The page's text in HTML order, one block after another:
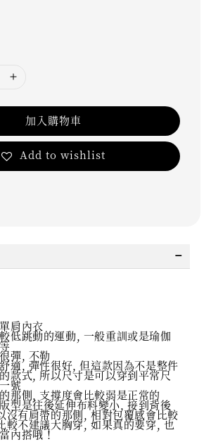
加入購物車
Add to wishlist
肩內衣
低跳動的運動, 一般重訓或是瑜伽
彈, 不勒
適, 彈性很好, 但這款因為不是整件
款式, 所以尺寸是可以穿到平常尺
號
那側, 支撐度會比較弱是正常的
型是往後延伸布料變小, 接到背後
沒有肩帶的那側, 相對包覆感會比較
較不建議大胸穿, 如果真的要穿, 也
內搭哦！